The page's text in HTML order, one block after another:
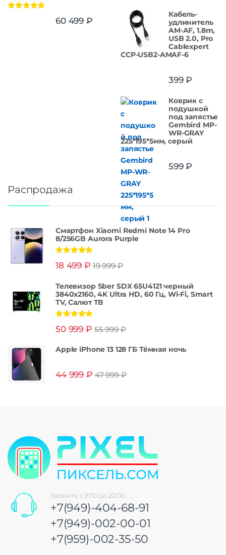
60 499 ₽
Кабель-
удлинитель
AM-AF, 1.8m,
USB 2.0, Pro
Cablexpert
CCP-USB2-AMAF-6
399₽
Коврик с
подушкой
под запястье
Gembird MP-
WR-GRAY
225*195*5мм, серый
599₽
Распродажа
Смартфон Xiaomi Redmi Note 14 Pro
8/256GB Aurora Purple
из 5
18 499 ₽ 19 999₽
Телевизор Sber SDX 65U4121 черный
3840x2160, 4K Ultra HD, 60 Гц, Wi-Fi, Smart
TV, Салют ТВ
из 5
50 999 ₽ 55 999₽
Apple iPhone 13 128 ГБ Тёмная ночь
44 999 ₽ 47 999₽
Звоните с 9:00 до 20:00
+7(949)-404-68-91
+7(949)-002-00-01
+7(959)-002-35-50